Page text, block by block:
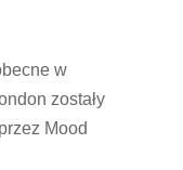
w
zostały
Mood